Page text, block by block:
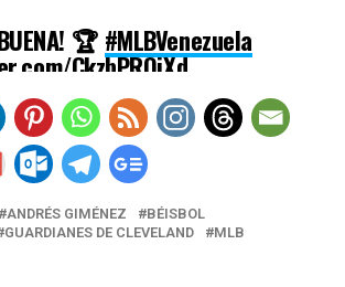
🏆 #MLBVenezuela
CkzbPRQjXd
(@MLBVenezuela)
1, 2022
ANDRÉS GIMÉNEZ
BÉISBOL
GUARDIANES DE CLEVELAND
MLB